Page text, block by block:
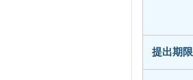
提出期限